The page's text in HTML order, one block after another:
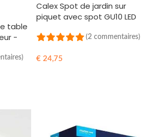
table
-
Calex Spot de jardin sur
piquet avec spot GU10 LED
(2 commentaires)
€ 24,75